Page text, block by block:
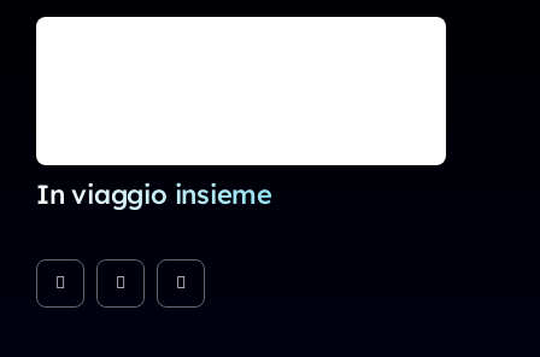
In viaggio insieme